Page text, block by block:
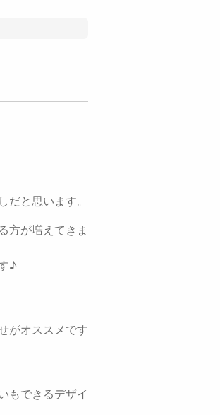
と思います。
方が増えてきま
♪
がオススメです
もできるデザイ